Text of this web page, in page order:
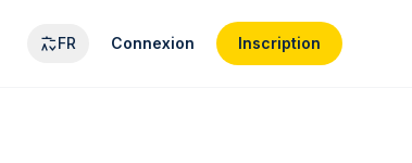
FR Connexion Inscription